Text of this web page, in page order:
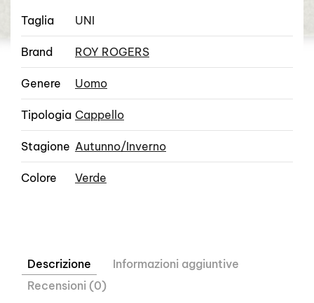
Taglia UNI
Brand ROY ROGERS
Genere Uomo
Tipologia Cappello
Stagione Autunno/Inverno
Colore Verde
Descrizione
Informazioni aggiuntive
Recensioni (0)